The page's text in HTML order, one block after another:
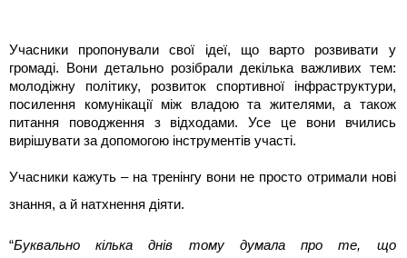
Учасники пропонували свої ідеї, що варто розвивати у
громаді. Вони детально розібрали декілька важливих тем:
молодіжну політику, розвиток спортивної інфраструктури,
посилення комунікації між владою та жителями, а також
питання поводження з відходами. Усе це вони вчились
вирішувати за допомогою інструментів участі.
Учасники кажуть – на тренінгу вони не просто отримали нові
знання, а й натхнення діяти.
“Буквально кілька днів тому думала про те, що